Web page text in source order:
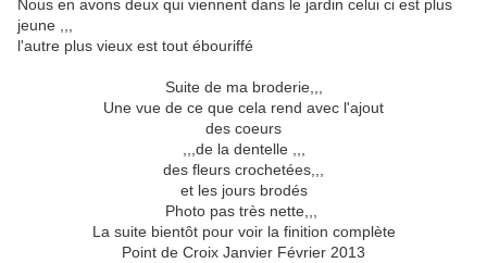
Nous en avons deux qui viennent dans le jardin celui ci est plus
jeune ,,,
l'autre plus vieux est tout ébouriffé
Suite de ma broderie,,,
Une vue de ce que cela rend avec l'ajout
des coeurs
,,,de la dentelle ,,,
des fleurs crochetées,,,
et les jours brodés
Photo pas très nette,,,
La suite bientôt pour voir la finition complète
Point de Croix Janvier Février 2013